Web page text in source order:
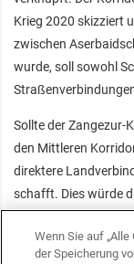
Krieg 2020 skizziert
zwischen
wurde, soll sowohl
Sollte der Zangezur-
den Mittleren
direktere
schafft. Dies würde
verkürzen und
Wenn Sie auf
der Speicherung